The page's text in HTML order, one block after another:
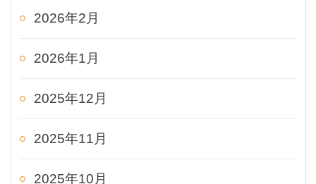
2026年2月
2026年1月
2025年12月
2025年11月
2025年10月